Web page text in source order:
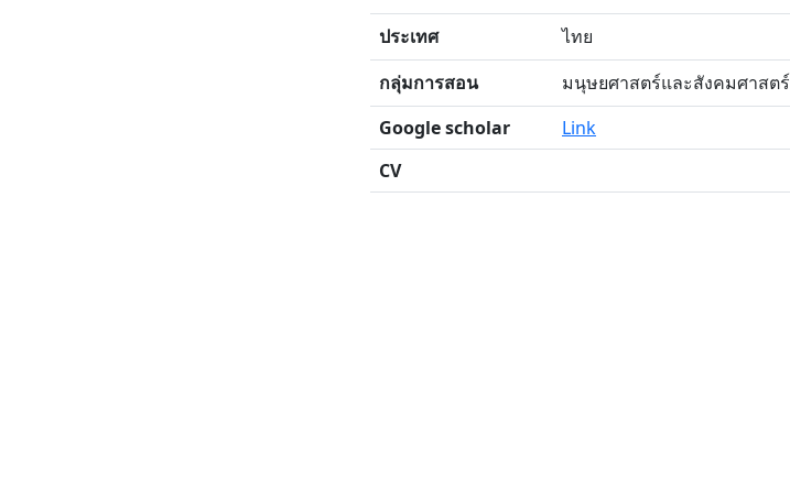
ประเทศ
ไทย
กลุ่มการสอน
มนุษยศาสตร์และสังคมศาสตร์
Google scholar
Link
CV